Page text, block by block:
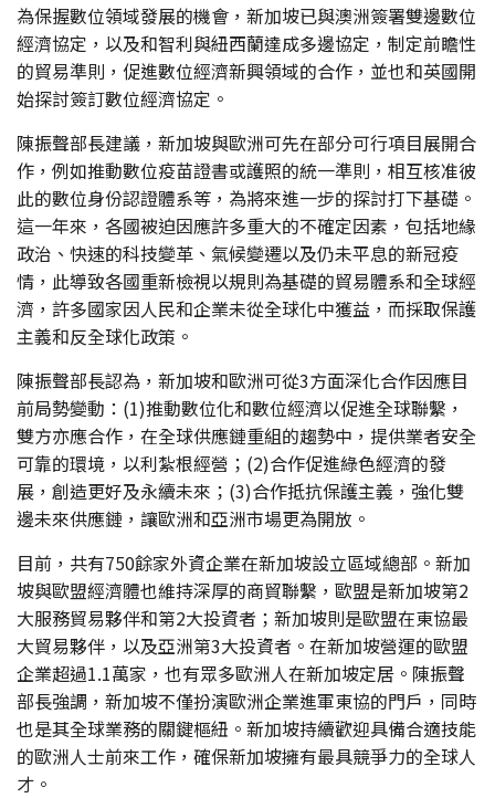
為保握數位領域發展的機會，新加坡已與澳洲簽署雙邊數位
經濟協定，以及和智利與紐西蘭達成多邊協定，制定前瞻性
的貿易準則，促進數位經濟新興領域的合作，並也和英國開
始探討簽訂數位經濟協定。
陳振聲部長建議，新加坡與歐洲可先在部分可行項目展開合
作，例如推動數位疫苗證書或護照的統一準則，相互核准彼
此的數位身份認證體系等，為將來進一步的探討打下基礎。
這一年來，各國被迫因應許多重大的不確定因素，包括地緣
政治、快速的科技變革、氣候變遷以及仍未平息的新冠疫
情，此導致各國重新檢視以規則為基礎的貿易體系和全球經
濟，許多國家因人民和企業未從全球化中獲益，而採取保護
主義和反全球化政策。
陳振聲部長認為，新加坡和歐洲可從3方面深化合作因應目
前局勢變動：(1)推動數位化和數位經濟以促進全球聯繫，
雙方亦應合作，在全球供應鏈重組的趨勢中，提供業者安全
可靠的環境，以利紮根經營；(2)合作促進綠色經濟的發
展，創造更好及永續未來；(3)合作抵抗保護主義，強化雙
邊未來供應鏈，讓歐洲和亞洲市場更為開放。
目前，共有750餘家外資企業在新加坡設立區域總部。新加
坡與歐盟經濟體也維持深厚的商貿聯繫，歐盟是新加坡第2
大服務貿易夥伴和第2大投資者；新加坡則是歐盟在東協最
大貿易夥伴，以及亞洲第3大投資者。在新加坡營運的歐盟
企業超過1.1萬家，也有眾多歐洲人在新加坡定居。陳振聲
部長強調，新加坡不僅扮演歐洲企業進軍東協的門戶，同時
也是其全球業務的關鍵樞紐。新加坡持續歡迎具備合適技能
的歐洲人士前來工作，確保新加坡擁有最具競爭力的全球人
才。